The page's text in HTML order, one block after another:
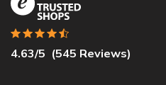
4.63/5 (545 Reviews)